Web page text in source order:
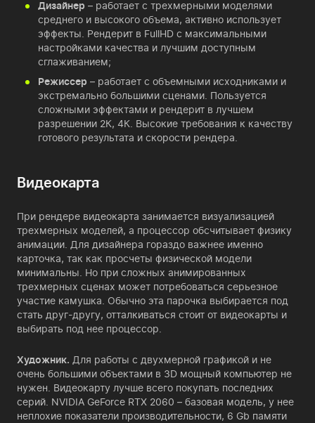
Дизайнер – работает с трехмерными моделями
среднего и высокого объема, активно использует
эффекты. Рендерит в FullHD с максимальными
настройками качества и лучшим доступным
сглаживанием;
Режиссер – работает с объемными исходниками и
экстремально большими сценами. Пользуется
сложными эффектами и рендерит в лучшем
разрешении 2К, 4К. Высокие требования к качеству
готового результата и скорости рендера.
Видеокарта
При рендере видеокарта занимается визуализацией
трехмерных моделей, а процессор обсчитывает физику
анимации. Для дизайнера гораздо важнее именно
карточка, так как просчеты физической модели
минимальны. Но при сложных анимированных
трехмерных сценах может потребоваться серьезное
участие камушка. Обычно эта парочка выбирается под
стать друг-другу, отталкиваться стоит от видеокарты и
выбирать под нее процессор.
Художник. Для работы с двухмерной графикой и не
очень большими объектами в 3D мощный компьютер не
нужен. Видеокарту лучше всего покупать последних
серий. NVIDIA GeForce RTX 2060 – базовая модель, у нее
неплохие показатели производительности, 6 Gb памяти